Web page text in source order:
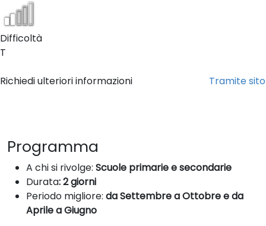
Difficoltà
T
Richiedi ulteriori informazioni Tramite sito
Programma
A chi si rivolge: Scuole primarie e secondarie
Durata: 2 giorni
Periodo migliore: da Settembre a Ottobre e da
Aprile a Giugno